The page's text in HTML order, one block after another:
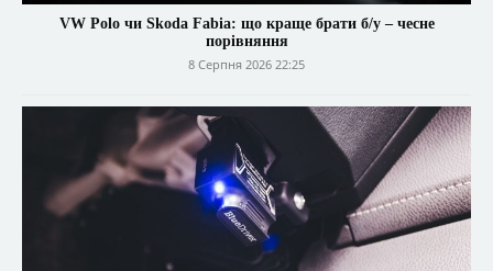
VW Polo чи Skoda Fabia: що краще брати б/у – чесне
порівняння
8 Серпня 2026 22:25